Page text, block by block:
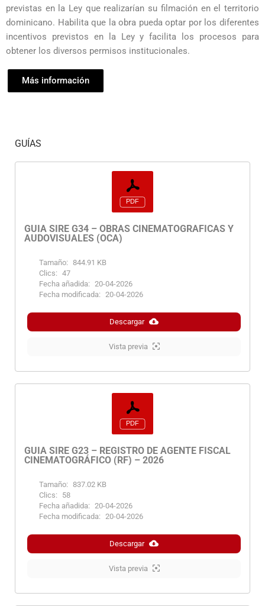
previstas en la Ley que realizarían su filmación en el territorio
dominicano. Habilita que la obra pueda optar por los diferentes
incentivos previstos en la Ley y facilita los procesos para
obtener los diversos permisos institucionales.
Más información
GUÍAS
GUIA SIRE G34 – OBRAS CINEMATOGRAFICAS Y
AUDOVISUALES (OCA)
Tamaño: 844.91 KB
Clics: 47
Fecha añadida: 20-04-2026
Fecha modificada: 20-04-2026
Descargar
Vista previa
GUIA SIRE G23 – REGISTRO DE AGENTE FISCAL
CINEMATOGRÁFICO (RF) – 2026
Tamaño: 837.02 KB
Clics:
58
Fecha añadida: 20-04-2026
Fecha modificada: 20-04-2026
Descargar
Vista previa